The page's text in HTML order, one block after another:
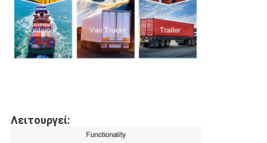
Λειτουργεί: